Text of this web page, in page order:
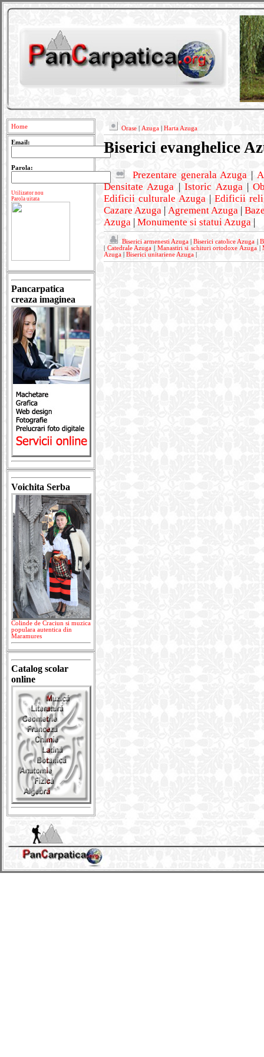
Home
Email:
Parola:
Utilizator nou
Parola uitata
Pancarpatica
creaza imaginea
Voichita Serba
Colinde de Craciun si muzica
populara autentica din
Maramures
Catalog scolar
online
Orase Azuga Harta Azuga
Biserici evanghelice
Prezentare generala Azuga |
Densitate Azuga |Istoric Azuga |
Edificii culturale Azuga | Edificii
Cazare Azuga | Agrement Azuga |
Azuga | Monumente si statui Azuga |
Biserici armenesti Azuga|Biserici catolice Azuga
Catedrale Azuga Manastiri si schituri ortodoxe Azuga|
Azuga
Biserici unitariene Azuga